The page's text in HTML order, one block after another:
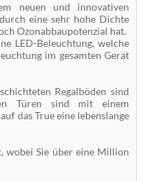
neuen und innovativen
eine sehr hohe Dichte
Ozonabbaupotenzial hat.
LED-Beleuchtung, welche
im gesamten Gerät
Regalböden sind
Türen sind mit einem
das True eine lebenslange
wobei Sie über eine Million